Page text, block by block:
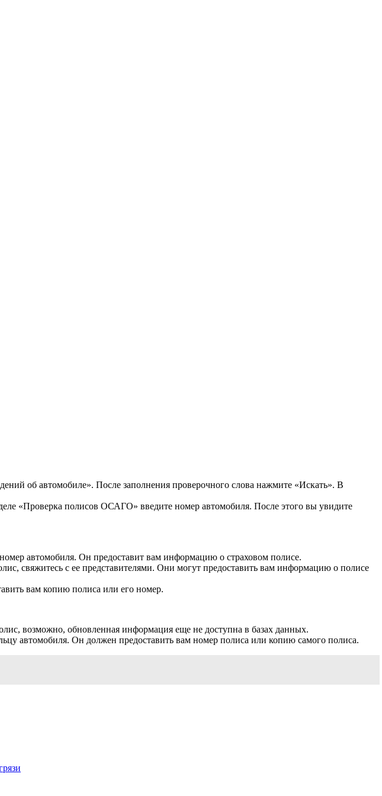
об автомобиле». После заполнения проверочного слова нажмите «Искать». В
«Проверка полисов ОСАГО» введите номер автомобиля. После этого вы увидите
автомобиля. Он предоставит вам информацию о страховом полисе.
свяжитесь с ее представителями. Они могут предоставить вам информацию о полисе
вам копию полиса или его номер.
возможно, обновленная информация еще не доступна в базах данных.
автомобиля. Он должен предоставить вам номер полиса или копию самого полиса.